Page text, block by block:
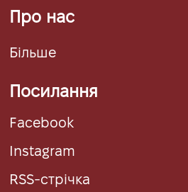
Про нас
Більше
Посилання
Facebook
Instagram
RSS-стрічка